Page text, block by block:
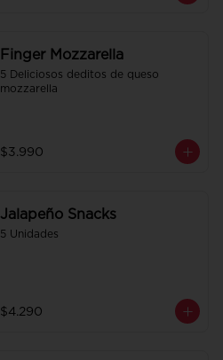
Finger Mozzarella
5 Deliciosos deditos de queso
mozzarella
$3.990
Jalapeño Snacks
5 Unidades
$4.290